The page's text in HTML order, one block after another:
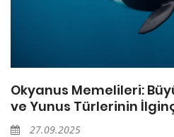
Okyanus Memelileri:
ve Yunus Türlerinin
27.09.2025